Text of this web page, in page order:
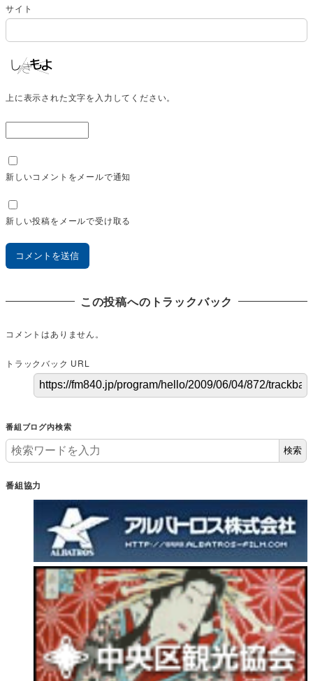
サイト
上に表示された文字を入力してください。
新しいコメントをメールで通知
新しい投稿をメールで受け取る
この投稿へのトラックバック
コメントはありません。
トラックバック URL
番組ブログ内検索
検索
番組協力